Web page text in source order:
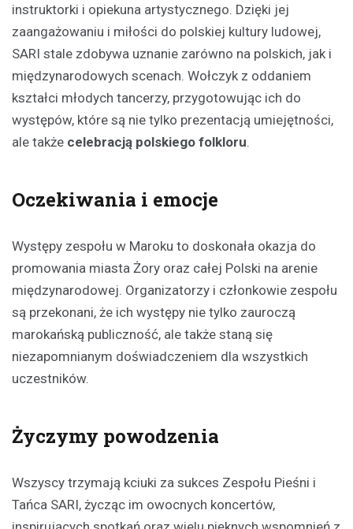
instruktorki i opiekuna artystycznego. Dzięki jej
zaangażowaniu i miłości do polskiej kultury ludowej,
SARI stale zdobywa uznanie zarówno na polskich, jak i
międzynarodowych scenach. Wołczyk z oddaniem
kształci młodych tancerzy, przygotowując ich do
występów, które są nie tylko prezentacją umiejętności,
ale także celebracją polskiego folkloru.
Oczekiwania i emocje
Występy zespołu w Maroku to doskonała okazja do
promowania miasta Żory oraz całej Polski na arenie
międzynarodowej. Organizatorzy i członkowie zespołu
są przekonani, że ich występy nie tylko zauroczą
marokańską publiczność, ale także staną się
niezapomnianym doświadczeniem dla wszystkich
uczestników.
Życzymy powodzenia
Wszyscy trzymają kciuki za sukces Zespołu Pieśni i
Tańca SARI, życząc im owocnych koncertów,